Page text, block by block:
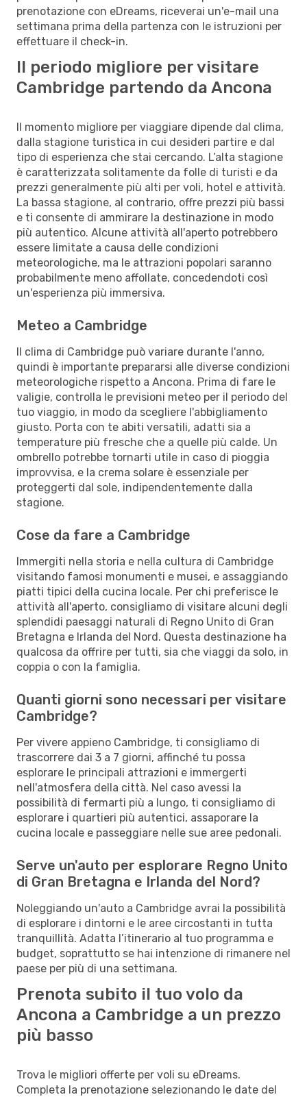
prenotazione con eDreams, riceverai un'e-mail una
settimana prima della partenza con le istruzioni per
effettuare il check-in.
Il periodo migliore per visitare
Cambridge partendo da Ancona
Il momento migliore per viaggiare dipende dal clima,
dalla stagione turistica in cui desideri partire e dal
tipo di esperienza che stai cercando. L’alta stagione
è caratterizzata solitamente da folle di turisti e da
prezzi generalmente più alti per voli, hotel e attività.
La bassa stagione, al contrario, offre prezzi più bassi
e ti consente di ammirare la destinazione in modo
più autentico. Alcune attività all'aperto potrebbero
essere limitate a causa delle condizioni
meteorologiche, ma le attrazioni popolari saranno
probabilmente meno affollate, concedendoti così
un'esperienza più immersiva.
Meteo a Cambridge
Il clima di Cambridge può variare durante l'anno,
quindi è importante prepararsi alle diverse condizioni
meteorologiche rispetto a Ancona. Prima di fare le
valigie, controlla le previsioni meteo per il periodo del
tuo viaggio, in modo da scegliere l'abbigliamento
giusto. Porta con te abiti versatili, adatti sia a
temperature più fresche che a quelle più calde. Un
ombrello potrebbe tornarti utile in caso di pioggia
improvvisa, e la crema solare è essenziale per
proteggerti dal sole, indipendentemente dalla
stagione.
Cose da fare a Cambridge
Immergiti nella storia e nella cultura di Cambridge
visitando famosi monumenti e musei, e assaggiando
piatti tipici della cucina locale. Per chi preferisce le
attività all'aperto, consigliamo di visitare alcuni degli
splendidi paesaggi naturali di Regno Unito di Gran
Bretagna e Irlanda del Nord. Questa destinazione ha
qualcosa da offrire per tutti, sia che viaggi da solo, in
coppia o con la famiglia.
Quanti giorni sono necessari per visitare
Cambridge?
Per vivere appieno Cambridge, ti consigliamo di
trascorrere dai 3 a 7 giorni, affinché tu possa
esplorare le principali attrazioni e immergerti
nell'atmosfera della città. Nel caso avessi la
possibilità di fermarti più a lungo, ti consigliamo di
esplorare i quartieri più autentici, assaporare la
cucina locale e passeggiare nelle sue aree pedonali.
Serve un'auto per esplorare Regno Unito
di Gran Bretagna e Irlanda del Nord?
Noleggiando un'auto a Cambridge avrai la possibilità
di esplorare i dintorni e le aree circostanti in tutta
tranquillità. Adatta l’itinerario al tuo programma e
budget, soprattutto se hai intenzione di rimanere nel
paese per più di una settimana.
Prenota subito il tuo volo da
Ancona a Cambridge a un prezzo
più basso
Trova le migliori offerte per voli su eDreams.
Completa la prenotazione selezionando le date del